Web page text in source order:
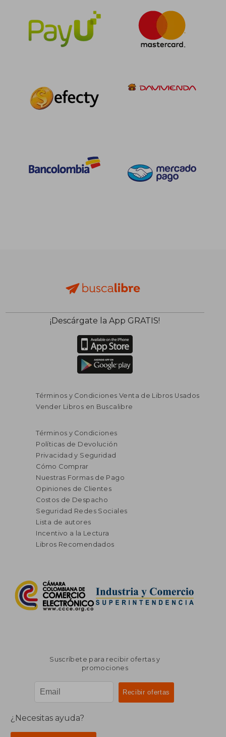
¡Descárgate la App GRATIS!
Términos y Condiciones Venta de Libros Usados
Vender Libros en Buscalibre
Términos y Condiciones
Políticas de Devolución
Privacidad y Seguridad
Cómo Comprar
Nuestras Formas de Pago
Opiniones de Clientes
Costos de Despacho
Seguridad Redes Sociales
Lista de autores
Incentivo a la Lectura
Libros Recomendados
Suscríbete para recibir ofertas y
promociones
¿Necesitas ayuda?